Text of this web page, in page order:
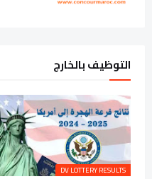
التوظيف بالخارج
DV LOTTERY RESULTS